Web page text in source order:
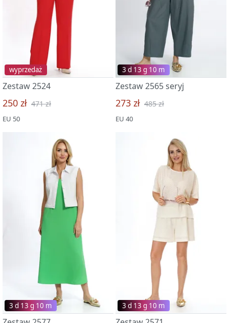
wyprzedaż
Zestaw 2524
250 zł 471 zł
EU 50
3 d 13 g 09 m
Zestaw 2565 seryj
273 zł 485 zł
EU 40
3 d 13 g 09 m 3 d 13 g 09 m